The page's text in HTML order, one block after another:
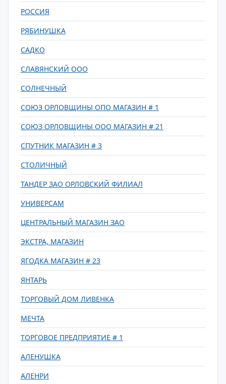
РОССИЯ
РЯБИНУШКА
САДКО
СЛАВЯНСКИЙ ООО
СОЛНЕЧНЫЙ
СОЮЗ ОРЛОВЩИНЫ ОПО МАГАЗИН # 1
СОЮЗ ОРЛОВЩИНЫ ООО МАГАЗИН # 21
СПУТНИК МАГАЗИН # 3
СТОЛИЧНЫЙ
ТАНДЕР ЗАО ОРЛОВСКИЙ ФИЛИАЛ
УНИВЕРСАМ
ЦЕНТРАЛЬНЫЙ МАГАЗИН ЗАО
ЭКСТРА, МАГАЗИН
ЯГОДКА МАГАЗИН # 23
ЯНТАРЬ
ТОРГОВЫЙ ДОМ ЛИВЕНКА
МЕЧТА
ТОРГОВОЕ ПРЕДПРИЯТИЕ # 1
АЛЕНУШКА
АЛЕНРИ